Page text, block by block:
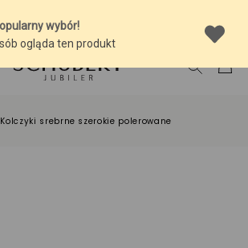
Kolczyki srebrne szerokie polerowane